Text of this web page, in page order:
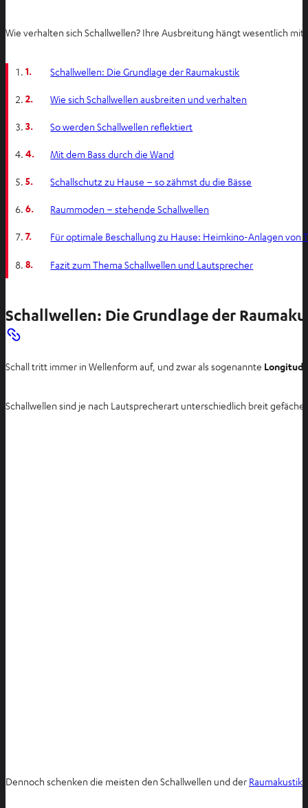
Wie verhalten sich Schallwellen? Ihre Ausbreitung hängt wesentlich
1. Schallwellen: Die Grundlage der Raumakustik
2. Wie sich Schallwellen ausbreiten und verhalten
3. So werden Schallwellen reflektiert
4. Mit dem Bass durch die Wand
5. Schallschutz zu Hause – so zähmst du die Bässe
6. Raummoden – stehende Schallwellen
7. Für optimale Beschallung zu Hause: Heimkino-Anlagen von
8. Fazit zum Thema Schallwellen und Lautsprecher
Schallwellen: Die Grundlage der
Schall tritt immer in Wellenform auf, und zwar als sogenannte
Schallwellen sind je nach Lautsprecherart unterschiedlich breit
Dennoch schenken die meisten den Schallwellen und der Raumakustik